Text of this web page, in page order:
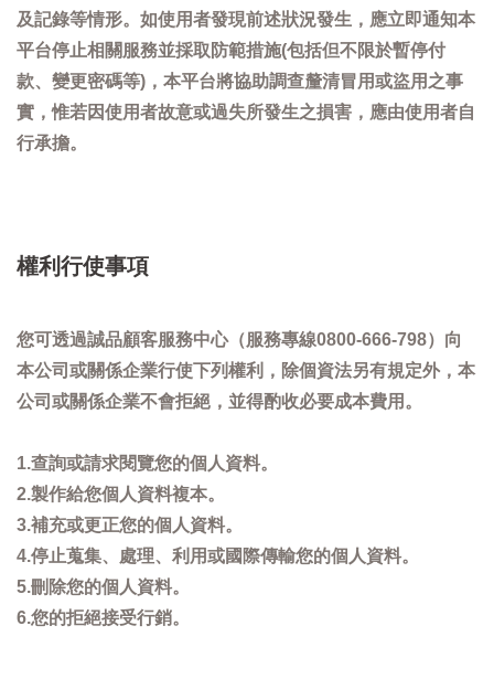
及記錄等情形。如使用者發現前述狀況發生，應立即通知本
平台停止相關服務並採取防範措施(包括但不限於暫停付
款、變更密碼等)，本平台將協助調查釐清冒用或盜用之事
實，惟若因使用者故意或過失所發生之損害，應由使用者自
行承擔。
權利行使事項
您可透過誠品顧客服務中心（服務專線0800-666-798）向
本公司或關係企業行使下列權利，除個資法另有規定外，本
公司或關係企業不會拒絕，並得酌收必要成本費用。
1.查詢或請求閱覽您的個人資料。
2.製作給您個人資料複本。
3.補充或更正您的個人資料。
4.停止蒐集、處理、利用或國際傳輸您的個人資料。
5.刪除您的個人資料。
6.您的拒絕接受行銷。